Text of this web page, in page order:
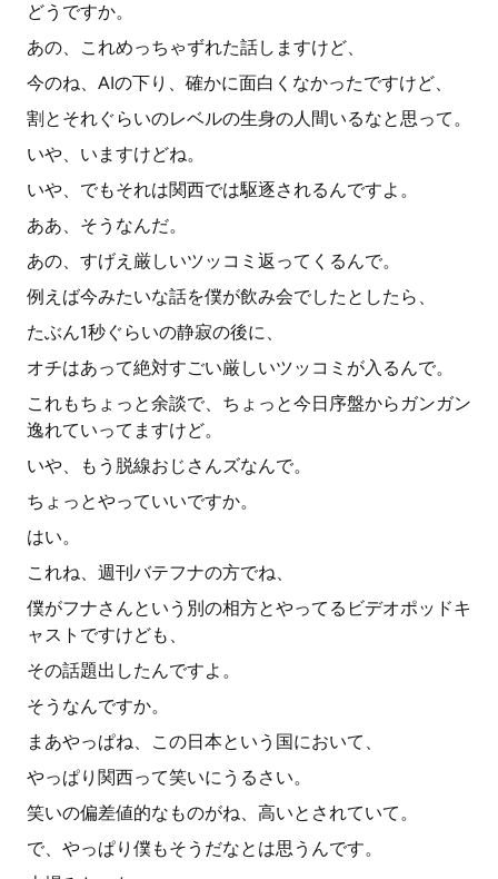
どうですか。
あの、これめっちゃずれた話しますけど、
今のね、AIの下り、確かに面白くなかったですけど、
割とそれぐらいのレベルの生身の人間いるなと思って。
いや、いますけどね。
いや、でもそれは関西では駆逐されるんですよ。
ああ、そうなんだ。
あの、すげえ厳しいツッコミ返ってくるんで。
例えば今みたいな話を僕が飲み会でしたとしたら、
たぶん1秒ぐらいの静寂の後に、
オチはあって絶対すごい厳しいツッコミが入るんで。
これもちょっと余談で、ちょっと今日序盤からガンガン
逸れていってますけど。
いや、もう脱線おじさんズなんで。
ちょっとやっていいですか。
はい。
これね、週刊バテフナの方でね、
僕がフナさんという別の相方とやってるビデオポッドキ
ャストですけども、
その話題出したんですよ。
そうなんですか。
まあやっぱね、この日本という国において、
やっぱり関西って笑いにうるさい。
笑いの偏差値的なものがね、高いとされていて。
で、やっぱり僕もそうだなとは思うんです。